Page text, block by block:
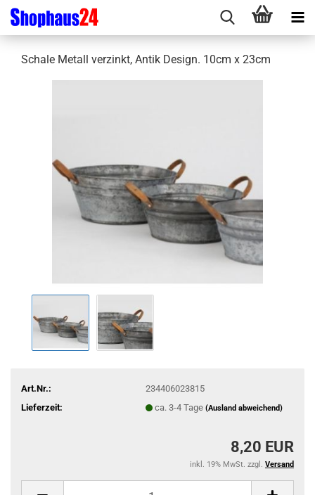
Schale Metall verzinkt, Antik Design. 10cm x 23cm
Art.Nr.:
234406023815
Lieferzeit:
ca. 3-4 Tage (Ausland abweichend)
8,20 EUR
inkl. 19% MwSt. zzgl. Versand